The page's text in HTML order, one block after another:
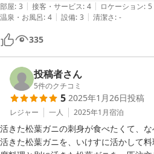
部屋: 3 | 接客・サービス: 4 | ロケーション: 5
温泉・お風呂: 4 | 設備: 3 | 清潔さ: -
335
投稿者さん
5件のクチコミ
5 2025年1月26日投稿
レジャー 一人 2025年1月宿泊
活きた松葉ガニの刺身が食べたくて、な
活きた松葉ガニを、いけすに活かして